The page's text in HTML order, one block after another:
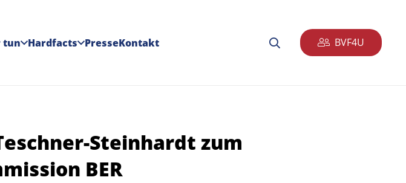
tun Hardfacts PresseKontakt BVF4U
Steinhardt zum
BER